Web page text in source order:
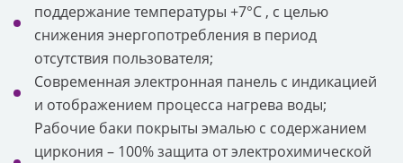
поддержание температуры +7°C , с целью
снижения энергопотребления в период
отсутствия пользователя;
Современная электронная панель с индикацией
и отображением процесса нагрева воды;
Рабочие баки покрыты эмалью с содержанием
циркония – 100% защита от электрохимической